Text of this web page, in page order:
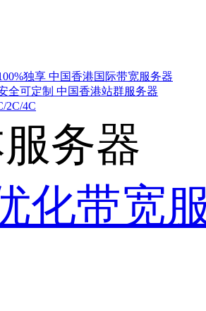
独享 中国香港国际带宽服务器
全可定制 中国香港站群服务器
2C/4C
务器
化带宽